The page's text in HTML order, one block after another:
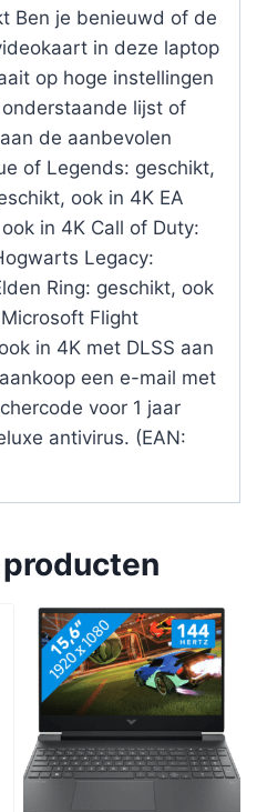
Ben je benieuwd of de
in deze laptop
op hoge instellingen
lijst of
de aanbevolen
of Legends: geschikt,
ook in 4K EA
in 4K Call of Duty:
Legacy:
Ring: geschikt, ook
Flight
in 4K met DLSS aan
een e-mail met
voor 1 jaar
antivirus. (EAN: